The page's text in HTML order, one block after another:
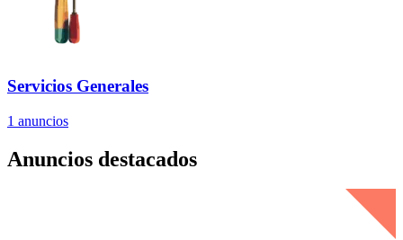
Servicios Generales
1 anuncios
Anuncios destacados